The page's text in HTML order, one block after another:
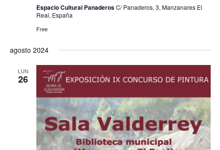
q
u
e
d
a
y
E
v
e
n
t
Espacio Cultural PanaderosC/ Panaderos, 3, Manzanares El
Real, España
Free
agosto 2024
LUN
26